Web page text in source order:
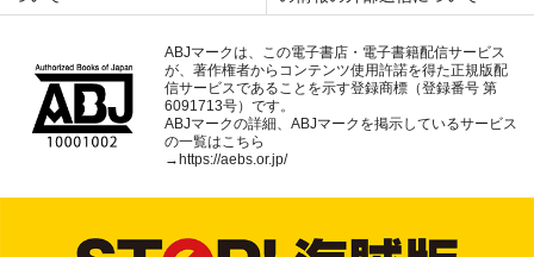
ABJマークは、この電子書店・電子書籍配信サービス
が、著作権者からコンテンツ使用許諾を得た正規版配
信サービスであることを示す登録商標（登録番号 第
6091713号）です。
ABJマークの詳細、ABJマークを掲示しているサービス
の一覧はこちら
→https://aebs.or.jp/